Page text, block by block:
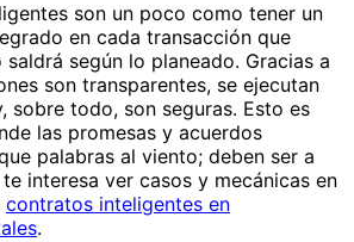
son un poco como tener un
en cada transacción que
según lo planeado. Gracias a
son transparentes, se ejecutan
sobre todo, son seguras. Esto es
las promesas y acuerdos
palabras al viento; deben ser a
interesa ver casos y mecánicas en
contratos inteligentes en
.